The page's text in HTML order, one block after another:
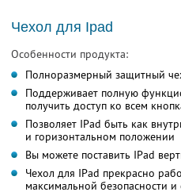
Чехол для Ipad
Особенности продукта:
Полноразмерный защитный
Поддерживает полную
получить доступ ко всем
Позволяет IPad быть как
и горизонтальном положении
Вы можете поставить IPad
Чехол для IPad прекрасно
максимальной безопасности